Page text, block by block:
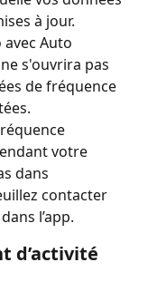
à jour.
Auto
s'ouvrira pas
de fréquence
votre
dans
contacter
l’app.
d’activité